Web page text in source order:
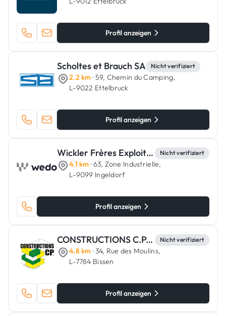
Profil anzeigen
Scholtes et Brauch SA Nicht verifiziert
2.2 km · 59, Chemin du Camping,
L-9022 Ettelbruck
Profil anzeigen
Wickler Frères Exploitation Nicht verifiziert
4.1 km · 63, Zone Industrielle,
L-9099 Ingeldorf
Profil anzeigen
CONSTRUCTIONS C.P. S.C.A. Nicht verifiziert
4.8 km · 34, Rue des Moulins,
L-7784 Bissen
Profil anzeigen